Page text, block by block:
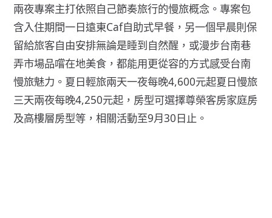
兩夜專案主打依照自己節奏旅行的慢旅概念。專案包
含入住期間一日遠東Caf自助式早餐，另一個早晨則保
留給旅客自由安排無論是睡到自然醒，或漫步台南巷
弄市場品嚐在地美食，都能用更從容的方式感受台南
慢旅魅力。夏日輕旅兩天一夜每晚4,600元起夏日慢旅
三天兩夜每晚4,250元起，房型可選擇尊榮客房家庭房
及高樓層房型等，相關活動至9月30日止。